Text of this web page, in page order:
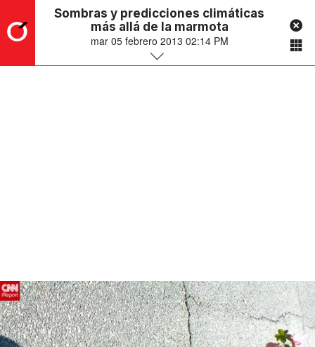
Sombras y predicciones climáticas
más allá de la marmota
mar 05 febrero 2013 02:14 PM